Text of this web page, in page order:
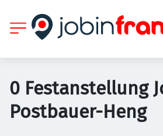
0 Festanstellung
Postbauer-Heng